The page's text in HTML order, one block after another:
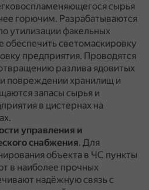
сырья
горючим. Разрабатываются
утилизации факельных
светомаскировку
предприятия. Проводятся
разлива ядовитых
повреждении хранилищ и
запасы сырья и
в цистернах на
управления и
снабжения. Для
объекта в ЧС пункты
в наиболее прочных
надёжную связь с